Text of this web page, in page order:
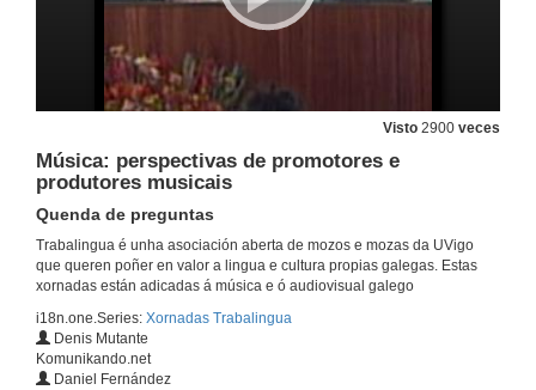
Visto 2900 veces
Música: perspectivas de promotores e
produtores musicais
Quenda de preguntas
Trabalingua é unha asociación aberta de mozos e mozas da UVigo
que queren poñer en valor a lingua e cultura propias galegas. Estas
xornadas están adicadas á música e ó audiovisual galego
i18n.one.Series: Xornadas Trabalingua
Denis Mutante
Komunikando.net
Daniel Fernández
31 de mar. de 2011
O cine en Galicia
Intervención César Silva
O cine en Galicia
Presentación dos ponentes